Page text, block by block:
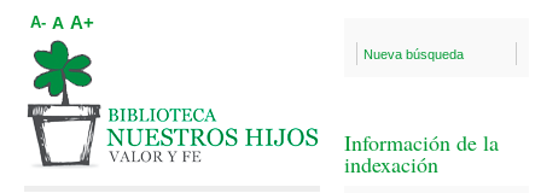
Nueva búsqueda
Información de la
indexación
A- A A+